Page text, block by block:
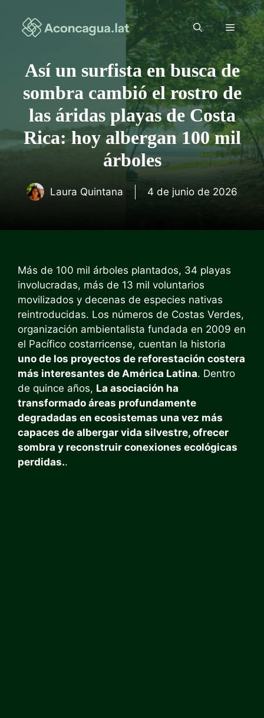
contenido
Menú
Así un surfista en busca de
sombra cambió el rostro de
las áridas playas de Costa
Rica: hoy albergan 100 mil
árboles
Laura Quintana 4 de junio de 2026
Más de 100 mil árboles plantados, 34 playas
involucradas, más de 13 mil voluntarios
movilizados y decenas de especies nativas
reintroducidas. Los números de Costas Verdes,
organización ambientalista fundada en 2009 en
el Pacífico costarricense, cuentan la historia
uno de los proyectos de reforestación costera
más interesantes de América Latina. Dentro
de quince años, La asociación ha
transformado áreas profundamente
degradadas en ecosistemas una vez más
capaces de albergar vida silvestre, ofrecer
sombra y reconstruir conexiones ecológicas
perdidas..